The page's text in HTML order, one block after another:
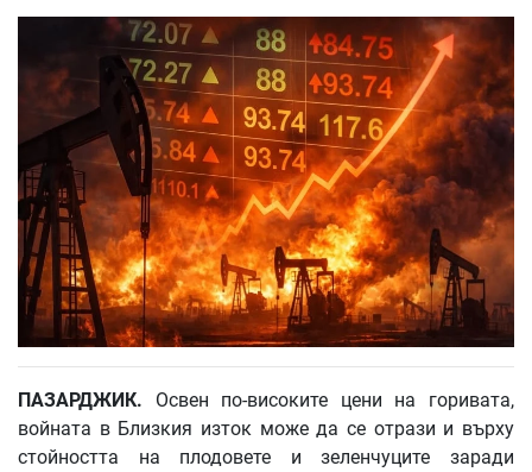
ПАЗАРДЖИК. Освен по-високите цени на горивата,
войната в Близкия изток може да се отрази и върху
стойността на плодовете и зеленчуците заради